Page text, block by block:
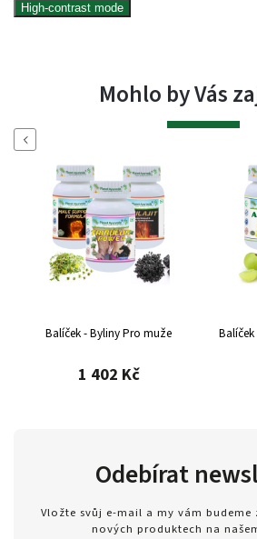
High-contrast mode
Mohlo by Vás
Previous
Balíček - Byliny Pro muže
1 402 Kč
Odebírat
Vložte svůj e-mail a my vám
nových produktech na